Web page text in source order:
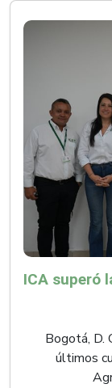
Bogotá, D.
últimos